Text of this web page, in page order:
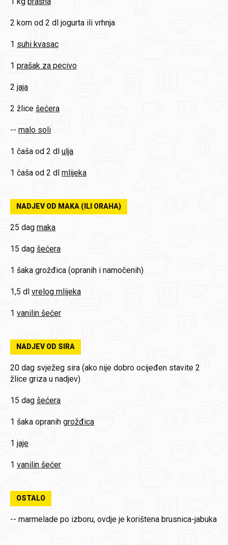
2 kom od 2 dl jogurta ili vrhnja
1 suhi kvasac
1 prašak za pecivo
2 jaja
2 žlice šećera
-- malo soli
1 čaša od 2 dl ulja
1 čaša od 2 dl mlijeka
NADJEV OD MAKA (ILI ORAHA)
25 dag maka
15 dag šećera
1 šaka grožđica (opranih i namočenih)
1,5 dl vrelog mlijeka
1 vanilin šećer
NADJEV OD SIRA
20 dag svježeg sira (ako nije dobro ocijeđen stavite 2
žlice griza u nadjev)
15 dag šećera
1 šaka opranih grožđica
1 jaje
1 vanilin šećer
OSTALO
-- marmelade po izboru, ovdje je korištena brusnica-jabuka